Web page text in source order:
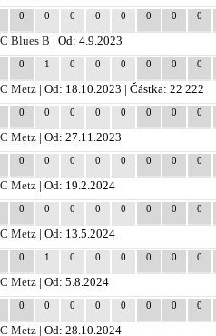
0 0 0 0 0 0 0 0
Blues B | Od: 4.9.2023
0 1 0 0 0 0 0 0
Metz | Od: 18.10.2023 | Částka: 22 222
0 0 0 0 0 0 0 0
Metz | Od: 27.11.2023
0 0 0 0 0 0 0 0
Metz | Od: 19.2.2024
0 0 0 0 0 0 0 0
Metz | Od: 13.5.2024
0 1 0 0 0 0 0 0
Metz | Od: 5.8.2024
0 0 0 0 0 0 0 0
Metz | Od: 28.10.2024